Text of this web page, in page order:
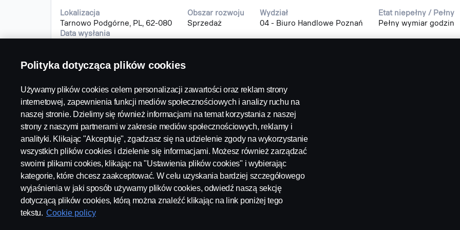
Lokalizacja
Tarnowo Podgórne, PL, 62-080
Obszar rozwoju
Sprzedaż
Wydział
04 - Biuro Handlowe Poznań
Etat niepełny / Pełny
Pełny wymiar godzin
Data wysłania
pomocą
spacji,
aby
wyświetlić
treść
danych
pracy.
Dostępne stanowiska
Lokalizacje kariery
Skontaktuj się z nami
O Scania
Nota prawna
Oświadczenie o
ochronie prywatności
Ciasteczka
Informowanie o
nieprawidłowościach
Polityka dotycząca plików cookies
Używamy plików cookies celem personalizacji zawartości oraz reklam strony
internetowej, zapewnienia funkcji mediów społecznościowych i analizy ruchu na
naszej stronie. Dzielimy się również informacjami na temat korzystania z naszej
strony z naszymi partnerami w zakresie mediów społecznościowych, reklamy i
analityki. Klikając "Akceptuję", zgadzasz się na udzielenie zgody na wykorzystanie
wszystkich plików cookies i dzielenie się informacjami. Możesz również zarządzać
swoimi plikami cookies, klikając na "Ustawienia plików cookies" i wybierając
kategorie, które chcesz zaakceptować. W celu uzyskania bardziej szczegółowego
wyjaśnienia w jaki sposób używamy plików cookies, odwiedź naszą sekcję
dotyczącą plików cookies, którą można znaleźć klikając na link poniżej tego
tekstu. Cookie policy